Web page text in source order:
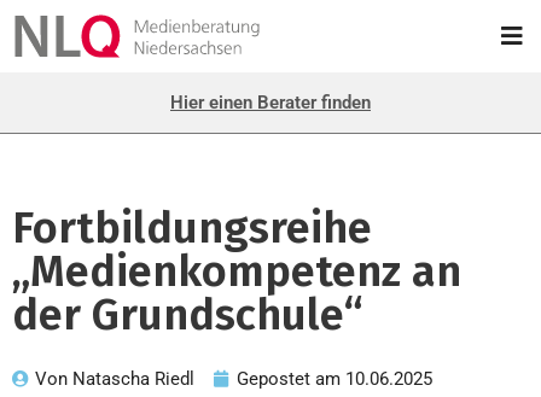
Hier einen Berater finden
Fortbildungsreihe
„Medienkompetenz an
der Grundschule“
Von Natascha Riedl Gepostet am 10.06.2025